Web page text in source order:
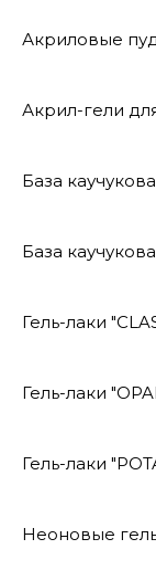
Акриловые
Акрил-гели
База
База
Гель-лаки
Гель-лаки
Гель-лаки
Неоновые